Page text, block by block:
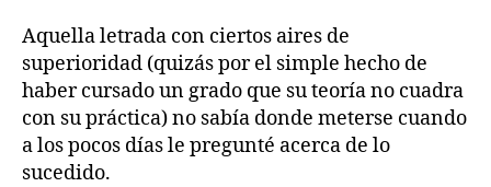
Aquella letrada con ciertos aires de
superioridad (quizás por el simple hecho de
haber cursado un grado que su teoría no cuadra
con su práctica) no sabía donde meterse cuando
a los pocos días le pregunté acerca de lo
sucedido.